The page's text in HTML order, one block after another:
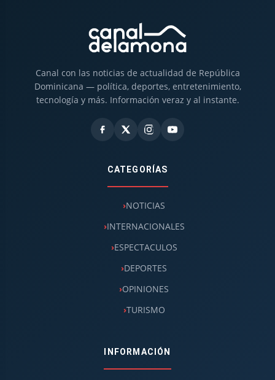
Canal con las noticias de actualidad de República
Dominicana — política, deportes, entretenimiento,
tecnología y más. Información veraz y al instante.
CATEGORÍAS
NOTICIAS
INTERNACIONALES
ESPECTACULOS
DEPORTES
OPINIONES
TURISMO
INFORMACIÓN